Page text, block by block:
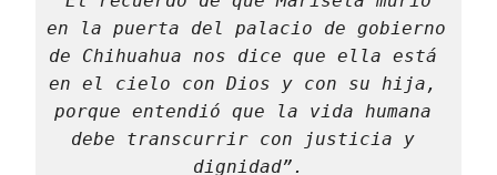
en la puerta del palacio de gobierno
de Chihuahua nos dice que ella está
en el cielo con Dios y con su hija,
porque entendió que la vida humana
debe transcurrir con justicia y
dignidad”.